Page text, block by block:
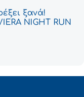
ξανά!
NIGHT RUN